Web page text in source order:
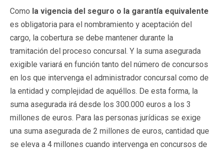
Como la vigencia del seguro o la garantía equivalente
es obligatoria para el nombramiento y aceptación del
cargo, la cobertura se debe mantener durante la
tramitación del proceso concursal. Y la suma asegurada
exigible variará en función tanto del número de concursos
en los que intervenga el administrador concursal como de
la entidad y complejidad de aquéllos. De esta forma, la
suma asegurada irá desde los 300.000 euros a los 3
millones de euros. Para las personas jurídicas se exige
una suma asegurada de 2 millones de euros, cantidad que
se eleva a 4 millones cuando intervenga en concursos de